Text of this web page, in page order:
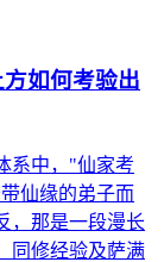
如何考验出
系中，"仙家考
仙缘的弟子而
，那是一段漫长
同修经验及萨满